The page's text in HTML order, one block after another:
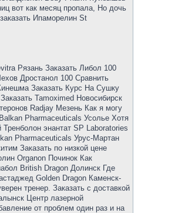
вот как месяц пропала, Но дочь
Ипаморелин St
Рязань Заказать Либол 100
Дростанол 100 Сравнить
Заказать Курс На Сушку
Tamoximed Новосибирск
Radjay Мезень Как я могу
Pharmaceuticals Усолье Хотя
энантат SP Laboratories
Pharmaceuticals Урус-Мартан
Заказать по низкой цене
Organon Починок Как
British Dragon Долинск Где
Golden Dragon Каменск-
тренер. Заказать с доставкой
Центр лазерной
от проблем один раз и на